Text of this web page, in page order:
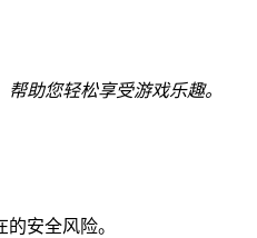
助您轻松享受游戏乐趣。
安全风险。